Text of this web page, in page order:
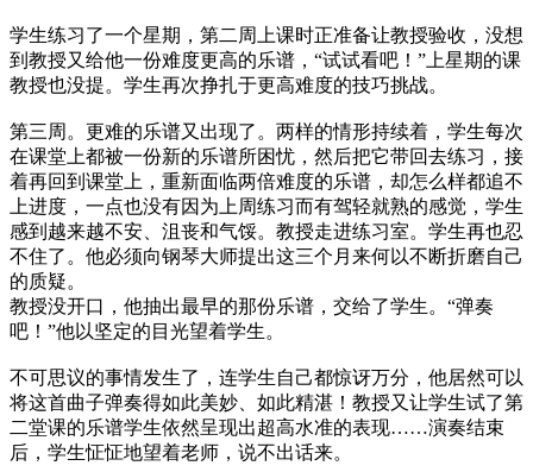
学生练习了一个星期，第二周上课时正准备让教授验收，没想
到教授又给他一份难度更高的乐谱，“试试看吧！”上星期的课
教授也没提。学生再次挣扎于更高难度的技巧挑战。
第三周。更难的乐谱又出现了。两样的情形持续着，学生每次
在课堂上都被一份新的乐谱所困忧，然后把它带回去练习，接
着再回到课堂上，重新面临两倍难度的乐谱，却怎么样都追不
上进度，一点也没有因为上周练习而有驾轻就熟的感觉，学生
感到越来越不安、沮丧和气馁。教授走进练习室。学生再也忍
不住了。他必须向钢琴大师提出这三个月来何以不断折磨自己
的质疑。
教授没开口，他抽出最早的那份乐谱，交给了学生。“弹奏
吧！”他以坚定的目光望着学生。
不可思议的事情发生了，连学生自己都惊讶万分，他居然可以
将这首曲子弹奏得如此美妙、如此精湛！教授又让学生试了第
二堂课的乐谱学生依然呈现出超高水准的表现……演奏结束
后，学生怔怔地望着老师，说不出话来。